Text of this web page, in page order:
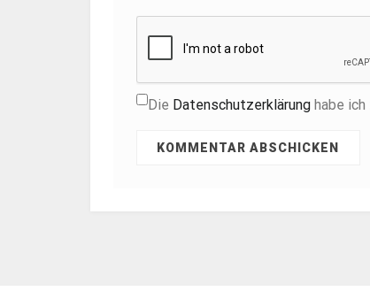
Die Datenschutzerklärung habe